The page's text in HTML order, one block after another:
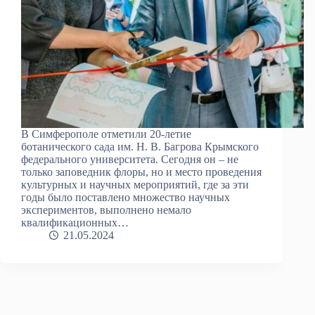
В Симферополе отметили 20-летие
ботанического сада им. Н. В. Багрова Крымского
федерального университета. Сегодня он – не
только заповедник флоры, но и место проведения
культурных и научных мероприятий, где за эти
годы было поставлено множество научных
экспериментов, выполнено немало
квалификационных…
21.05.2024